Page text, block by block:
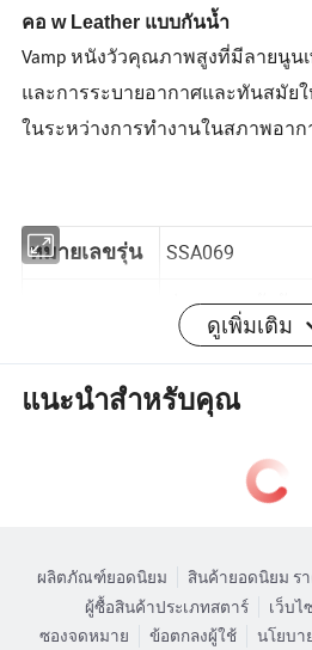
คอ w Leather แบบกันน้ำ
Vamp หนังวัวคุณภาพสูงที่มีลายนูน
และการระบายอากาศและทันสมัย
ในระหว่างการทำงานในสภาพอา
วัสดุ
ส่วนบน : หนังวัว
ซับใน : BK Mesh
พื้นรองเท้าด้านน
แอปพลิเคชัน
งานด้านความป
งานอุตสาหกรรม
ดูเพิ่มเติม
แนะนำสำหรับคุณ
ผลิตภัณฑ์ยอดนิยม สินค้ายอดนิยม ร
ผู้ซื้อสินค้าประเภทสตาร์
เว็บ
ซองจดหมาย
ข้อตกลงผู้ใช้ นโยบา